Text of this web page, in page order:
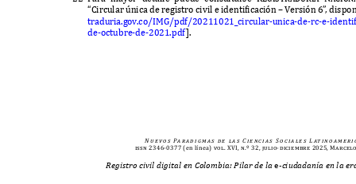
“Circularúnica de registro civil e identificación– Versión6”,
traduria.gov.co/IMG/pdf/20211021_circular-unica-de-rc-e-
de-octubre-de-2021.pdf].
N u e v o s Pa r a d i g m a s d e l a s C i e n c i a s S o c i a l e s L at i n o a m e r i
issn 2346-0377(en línea) vol. XVI, n.º 32, julio-diciembre 2025,
Registro civil digital en Colombia: Pilar de lae-ciudadanía en la